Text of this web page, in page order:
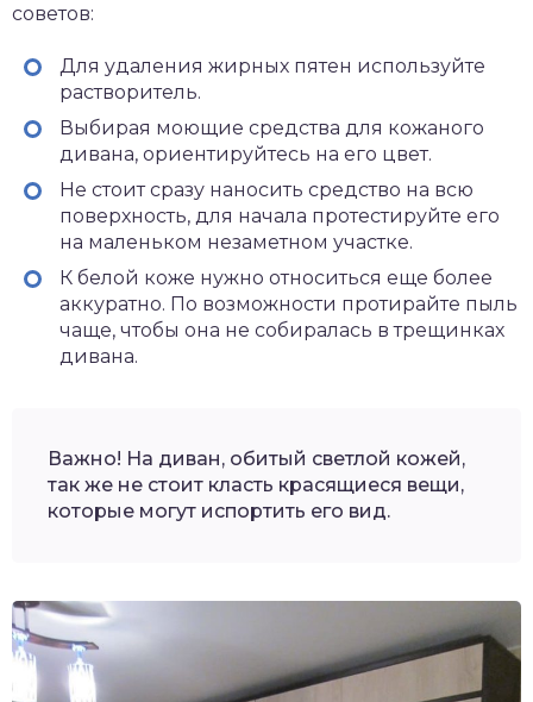
советов:
Для удаления жирных пятен используйте
растворитель.
Выбирая моющие средства для кожаного
дивана, ориентируйтесь на его цвет.
Не стоит сразу наносить средство на всю
поверхность, для начала протестируйте его
на маленьком незаметном участке.
К белой коже нужно относиться еще более
аккуратно. По возможности протирайте пыль
чаще, чтобы она не собиралась в трещинках
дивана.
Важно! На диван, обитый светлой кожей,
так же не стоит класть красящиеся вещи,
которые могут испортить его вид.